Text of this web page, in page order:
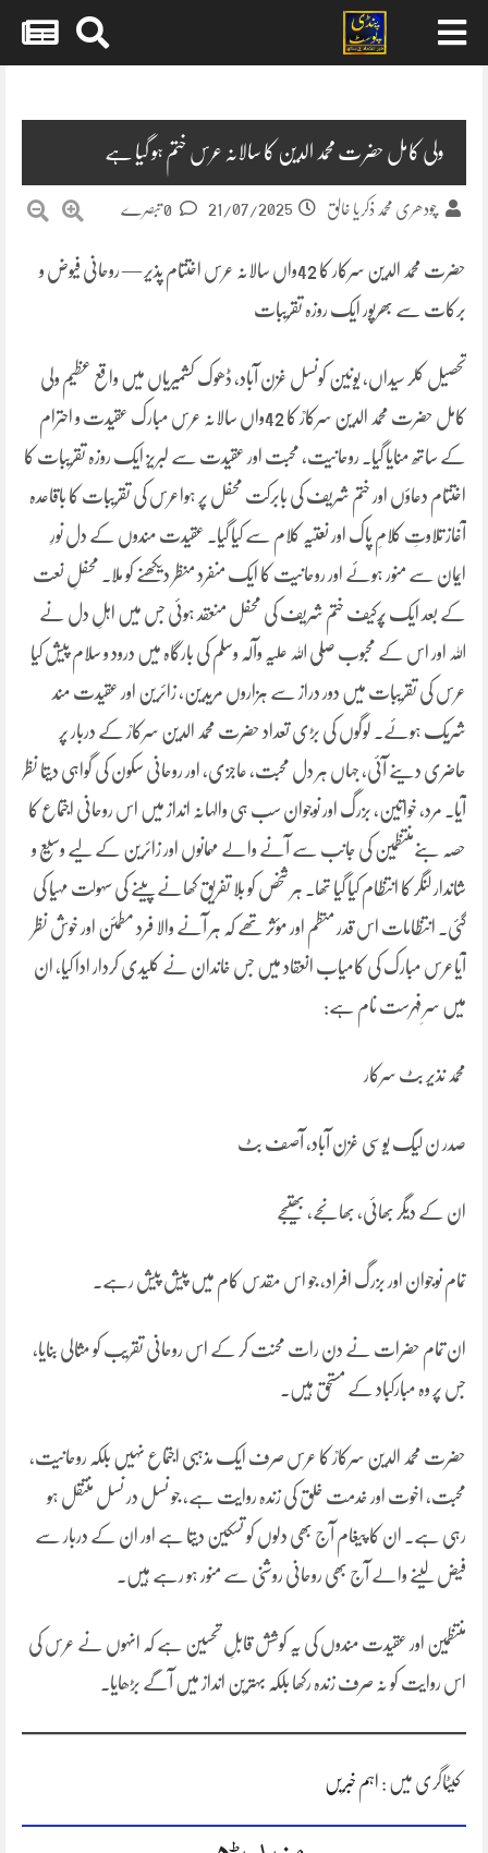
ولی کامل حضرت محمد الدین کا سالانہ عرس ختم ہو گیا ہے
چودھری محمد ذکریا خالق 21/07/2025
حضرت محمد الدین سرکار کا 42واں سالانہ عرس اختتام پذیر — روحانی فیوض و
برکات سے بھرپور ایک روزہ تقریبات
تحصیل کلر سیداں، یونین کونسل غزن آباد، ڈھوک کشمیریاں میں واقع عظیم ولی
کامل حضرت محمد الدین سرکارؒ کا 42واں سالانہ عرس مبارک عقیدت و احترام
کے ساتھ منایا گیا۔ روحانیت، محبت اور عقیدت سے لبریز ایک روزہ تقریبات کا
اختتام دعاؤں اور ختم شریف کی بابرکت محفل پر ہواعرس کی تقریبات کا باقاعدہ
آغاز تلاوتِ کلامِ پاک اور نعتیہ کلام سے کیا گیا۔ عقیدت مندوں کے دل نورِ
ایمان سے منور ہوئے اور روحانیت کا ایک منفرد منظر دیکھنے کو ملا۔ محفلِ نعت
کے بعد ایک پُرکیف ختم شریف کی محفل منعقد ہوئی جس میں اہلِ دل نے
اللہ اور اس کے محبوب صلی اللہ علیہ وآلہ وسلم کی بارگاہ میں درود و سلام پیش کیا
عرس کی تقریبات میں دور دراز سے ہزاروں مریدین، زائرین اور عقیدت مند
شریک ہوئے۔ لوگوں کی بڑی تعداد حضرت محمد الدین سرکارؒ کے دربار پر
حاضری دینے آئی، جہاں ہر دل محبت، عاجزی، اور روحانی سکون کی گواہی دیتا نظر
آیا۔ مرد، خواتین، بزرگ اور نوجوان سب ہی والہانہ انداز میں اس روحانی اجتماع کا
حصہ بنےمنتظمین کی جانب سے آنے والے مہمانوں اور زائرین کے لیے وسیع و
شاندار لنگر کا انتظام کیا گیا تھا۔ ہر شخص کو بلا تفریق کھانے پینے کی سہولت مہیا کی
گئی۔ انتظامات اس قدر منظم اور مؤثر تھے کہ ہر آنے والا فرد مطمئن اور خوش نظر
آیاعرس مبارک کی کامیاب انعقاد میں جس خاندان نے کلیدی کردار ادا کیا، ان
میں سرِ فہرست نام ہے:
محمد نذیر بٹ سرکار
صدر ن لیگ یوسی غزن آباد، آصف بٹ
ان کے دیگر بھائی، بھانجے، بھتیجے
تمام نوجوان اور بزرگ افراد، جو اس مقدس کام میں پیش پیش رہے۔
ان تمام حضرات نے دن رات محنت کر کے اس روحانی تقریب کو مثالی بنایا،
جس پر وہ مبارکباد کے مستحق ہیں۔
حضرت محمد الدین سرکارؒ کا عرس صرف ایک مذہبی اجتماع نہیں بلکہ روحانیت،
محبت، اخوت اور خدمت خلق کی زندہ روایت ہے، جو نسل در نسل منتقل ہو
رہی ہے۔ ان کا پیغام آج بھی دلوں کو تسکین دیتا ہے اور ان کے دربار سے
فیض لینے والے آج بھی روحانی روشنی سے منور ہو رہے ہیں۔
منتظمین اور عقیدت مندوں کی یہ کوشش قابلِ تحسین ہے کہ انہوں نے عرس کی
اس روایت کو نہ صرف زندہ رکھا بلکہ بہترین انداز میں آگے بڑھایا۔
کیٹاگری میں : اہم خبریں